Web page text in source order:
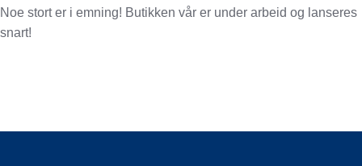
Noe stort er i emning! Butikken vår er under arbeid og lanseres
snart!